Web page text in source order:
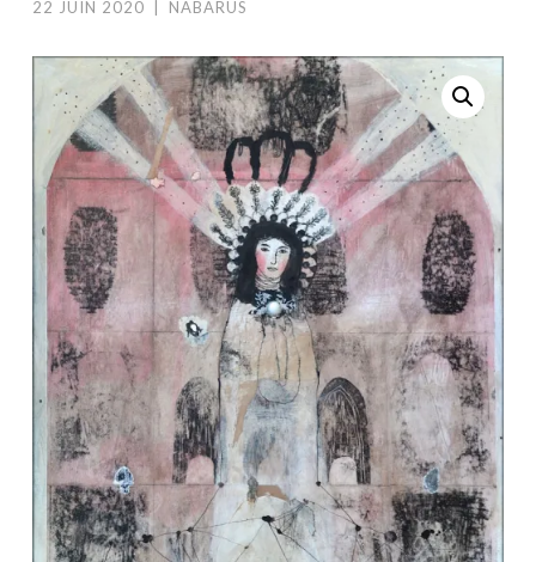
22 JUIN 2020 NABARUS